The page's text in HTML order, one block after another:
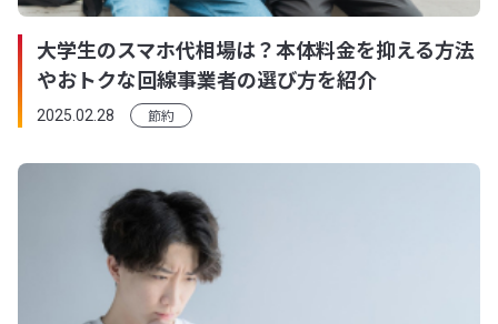
大学生のスマホ代相場は？本体料金を抑える方法
やおトクな回線事業者の選び方を紹介
2025.02.28 節約